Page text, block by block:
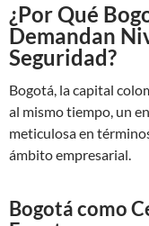
¿Por Qué
Demandan
Seguridad?
Bogotá, la capital
al mismo tiempo, un
meticulosa en
ámbito empresarial.
Bogotá como